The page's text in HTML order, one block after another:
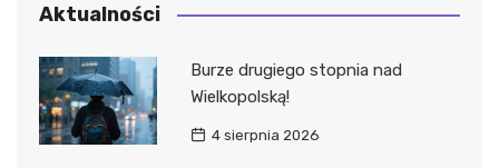
Aktualności
Burze drugiego stopnia nad
Wielkopolską!
4 sierpnia 2026